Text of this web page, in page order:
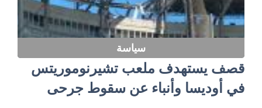
سياسة
قصف يستهدف ملعب تشيرنوموريتس
في أوديسا وأنباء عن سقوط جرحى